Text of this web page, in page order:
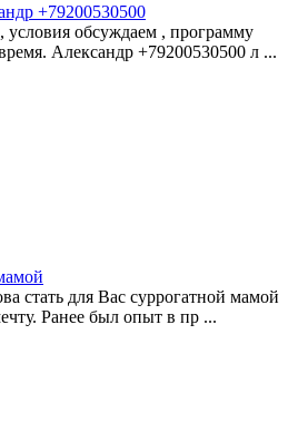
+79200530500
обсуждаем , программу
Александр +79200530500 л ...
стать для Вас суррогатной мамой
Ранее был опыт в пр ...